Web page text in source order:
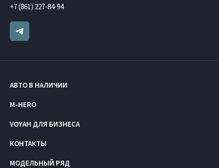
+7 (861) 227-84-94
АВТО В НАЛИЧИИ
M-HERO
VOYAH ДЛЯ БИЗНЕСА
КОНТАКТЫ
МОДЕЛЬНЫЙ РЯД